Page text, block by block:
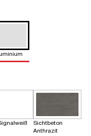
Sichtbeton
Anthrazit